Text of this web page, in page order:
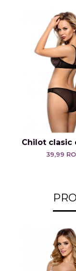
Chilot clasic
39,99